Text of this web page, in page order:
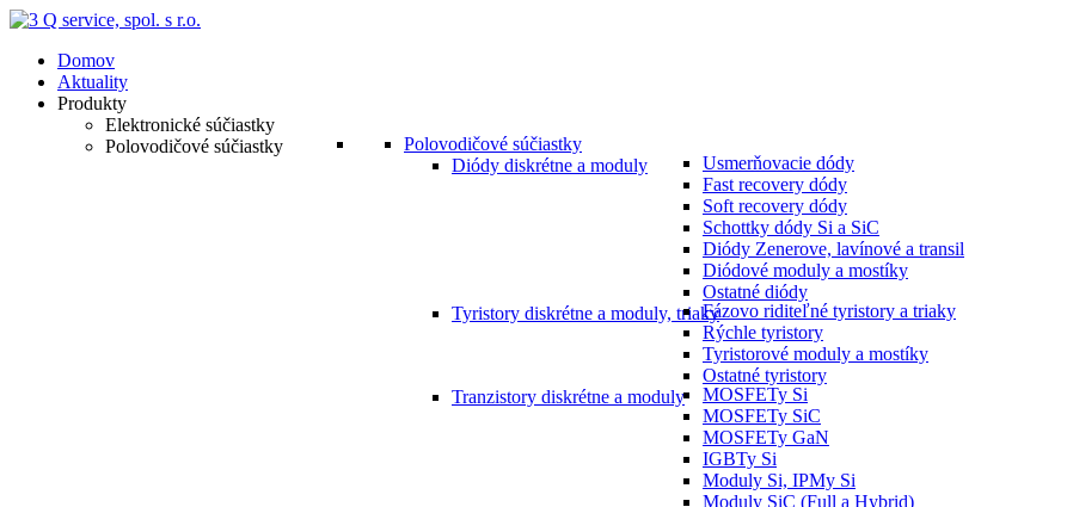
Domov
Aktuality
Produkty
Elektronické súčiastky
Polovodičové súčiastky
Polovodičové súčiastky
Diódy diskrétne a moduly
Usmerňovacie dódy
Fast recovery dódy
Soft recovery dódy
Schottky dódy Si a SiC
Diódy Zenerove, lavínové a transil
Diódové moduly a mostíky
Ostatné diódy
Tyristory diskrétne a moduly, triakyFázovo riditeľné tyristory a triaky
Rýchle tyristory
Tyristorové moduly a mostíky
Ostatné tyristory
Tranzistory diskrétne a moduly
MOSFETy Si
MOSFETy SiC
MOSFETy GaN
IGBTy Si
Moduly Si, IPMy Si
Moduly SiC (Full a Hybrid)